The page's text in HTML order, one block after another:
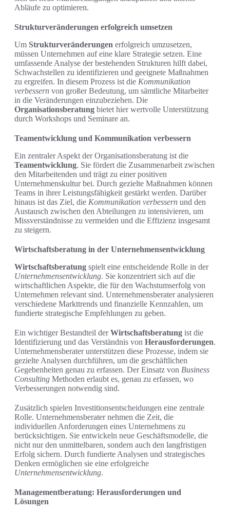
Abläufe zu optimieren.
Strukturveränderungen erfolgreich umsetzen
Um Strukturveränderungen erfolgreich umzusetzen,
müssen Unternehmen auf eine klare Strategie setzen. Eine
umfassende Analyse der bestehenden Strukturen hilft dabei,
Schwachstellen zu identifizieren und geeignete Maßnahmen
zu ergreifen. In diesem Prozess ist die Kommunikation
verbessern von großer Bedeutung, um sämtliche Mitarbeiter
in die Veränderungen einzubeziehen. Die
Organisationsberatung bietet hier wertvolle Unterstützung
durch Workshops und Seminare an.
Teamentwicklung und Kommunikation verbessern
Ein zentraler Aspekt der Organisationsberatung ist die
Teamentwicklung. Sie fördert die Zusammenarbeit zwischen
den Mitarbeitenden und trägt zu einer positiven
Unternehmenskultur bei. Durch gezielte Maßnahmen können
Teams in ihrer Leistungsfähigkeit gestärkt werden. Darüber
hinaus ist das Ziel, die Kommunikation verbessern und den
Austausch zwischen den Abteilungen zu intensivieren, um
Missverständnisse zu vermeiden und die Effizienz insgesamt
zu steigern.
Wirtschaftsberatung in der Unternehmensentwicklung
Wirtschaftsberatung spielt eine entscheidende Rolle in der
Unternehmensentwicklung. Sie konzentriert sich auf die
wirtschaftlichen Aspekte, die für den Wachstumserfolg von
Unternehmen relevant sind. Unternehmensberater analysieren
verschiedene Markttrends und finanzielle Kennzahlen, um
fundierte strategische Empfehlungen zu geben.
Ein wichtiger Bestandteil derWirtschaftsberatung ist die
Identifizierung und das Verständnis von Herausforderungen.
Unternehmensberater unterstützen diese Prozesse, indem sie
gezielte Analysen durchführen, um die geschäftlichen
Gegebenheiten genau zu erfassen. Der Einsatz von Business
Consulting Methoden erlaubt es, genau zu erfassen, wo
Verbesserungen notwendig sind.
Zusätzlich spielen Investitionsentscheidungen eine zentrale
Rolle. Unternehmensberater nehmen die Zeit, die
individuellen Anforderungen eines Unternehmens zu
berücksichtigen. Sie entwickeln neue Geschäftsmodelle, die
nicht nur den unmittelbaren, sondern auch den langfristigen
Erfolg sichern. Durch fundierte Analysen und strategisches
Denken ermöglichen sie eine erfolgreiche
Unternehmensentwicklung.
Managementberatung: Herausforderungen und
Lösungen